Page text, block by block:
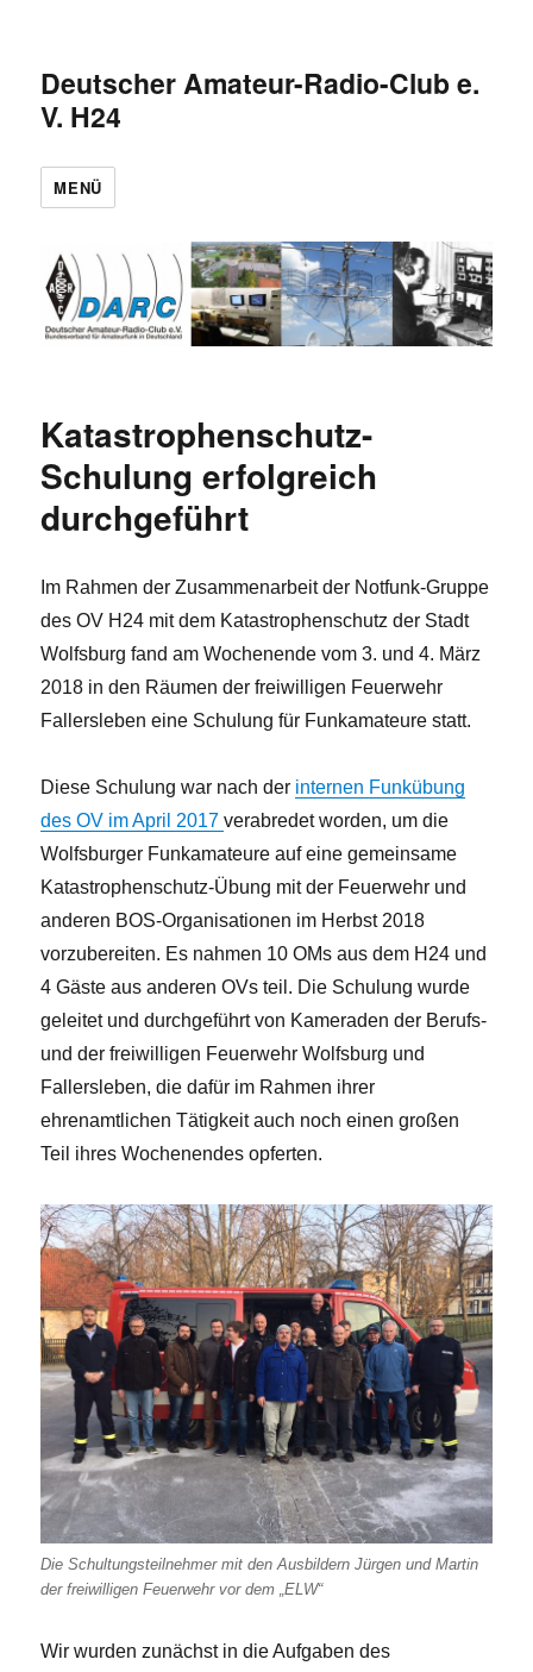
Deutscher Amateur-Radio-Club e.
V. H24
MENÜ
Katastrophenschutz-
Schulung erfolgreich
durchgeführt
Im Rahmen der Zusammenarbeit der Notfunk-Gruppe
des OV H24 mit dem Katastrophenschutz der Stadt
Wolfsburg fand am Wochenende vom 3. und 4. März
2018 in den Räumen der freiwilligen Feuerwehr
Fallersleben eine Schulung für Funkamateure statt.
Diese Schulung war nach der internen Funkübung
des OV im April 2017verabredet worden, um die
Wolfsburger Funkamateure auf eine gemeinsame
Katastrophenschutz-Übung mit der Feuerwehr und
anderen BOS-Organisationen im Herbst 2018
vorzubereiten. Es nahmen 10 OMs aus dem H24 und
4 Gäste aus anderen OVs teil. Die Schulung wurde
geleitet und durchgeführt von Kameraden der Berufs-
und der freiwilligen Feuerwehr Wolfsburg und
Fallersleben, die dafür im Rahmen ihrer
ehrenamtlichen Tätigkeit auch noch einen großen
Teil ihres Wochenendes opferten.
Die Schultungsteilnehmer mit den Ausbildern Jürgen und Martin
der freiwilligen Feuerwehr vor dem „ELW“
Wir wurden zunächst in die Aufgaben des